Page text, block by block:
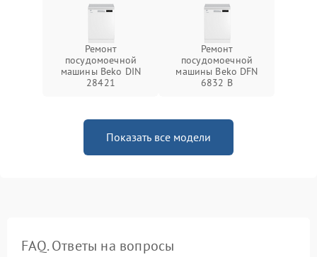
Ремонт
посудомоечной
машины Beko DIN
28421
Ремонт
посудомоечной
машины Beko DFN
6832 B
Показать все модели
FAQ. Ответы на вопросы